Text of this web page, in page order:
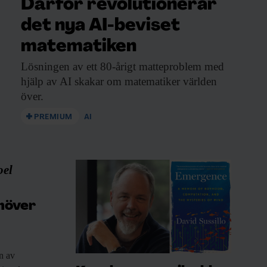
Därför revolutionerar
det nya AI-beviset
matematiken
Lösningen av ett 80-årigt matteproblem med
hjälp av AI skakar om matematiker världen
över.
PREMIUM AI
av